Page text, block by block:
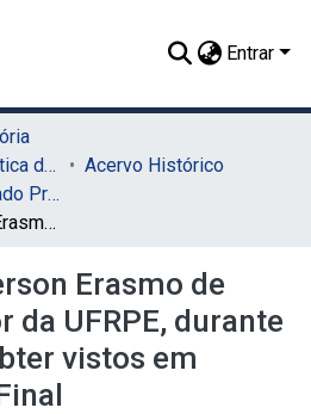
Entrar
07.2 - Coleção Imagética do SIB
Acervo Histórico
1969 a 1973 - Reitorado Prof. Adierson Erasmo de Azevedo
Professor Adierson Erasmo de Azevedo, Reitor da UFRPE, durante reunião para obter vistos em passaportes - Final
Erasmo de
da UFRPE, durante
vistos em